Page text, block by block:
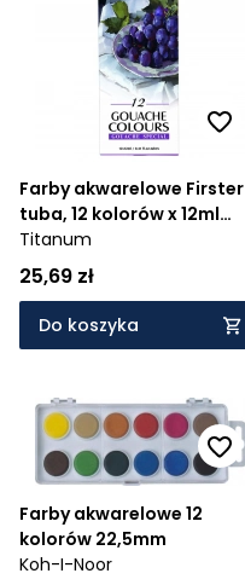
Farby akwarelowe Firster
tuba, 12 kolorów x 12ml
(117238)
Titanum
25,69 zł
Do koszyka
Farby akwarelowe 12
kolorów 22,5mm
Koh-I-Noor